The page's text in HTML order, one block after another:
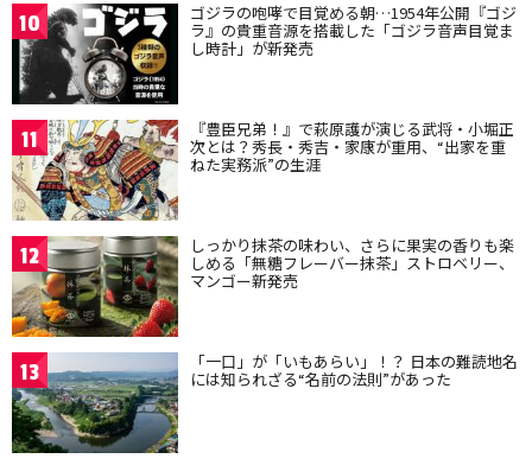
10 ゴジラの咆哮で目覚める朝…1954年公開『ゴジ
ラ』の貴重音源を搭載した「ゴジラ音声目覚ま
し時計」が新発売
11 『豊臣兄弟！』で萩原護が演じる武将・小堀正
次とは？秀長・秀吉・家康が重用、“出家を重
ねた実務派”の生涯
12 しっかり抹茶の味わい、さらに果実の香りも楽
しめる「無糖フレーバー抹茶」ストロベリー、
マンゴー新発売
13 「一口」が「いもあらい」！？ 日本の難読地名
には知られざる“名前の法則”があった